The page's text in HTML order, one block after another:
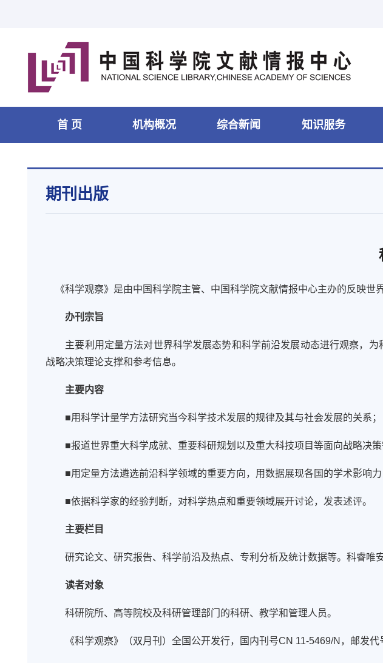
首 页 机构概况 综合新闻 知识服务
期刊出版
《科学观察》是由中国科学院主管、中国科学院文献情报中心主办的反映世
办刊宗旨
主要利用定量方法对世界科学发展态势和科学前沿发展动态进行观察，
战略决策理论支撑和参考信息。
主要内容
■用科学计量学方法研究当今科学技术发展的规律及其与社会发展的关系；
■报道世界重大科学成就、重要科研规划以及重大科技项目等面向战略决
■用定量方法遴选前沿科学领域的重要方向，用数据展现各国的学术影响力
■依据科学家的经验判断，对科学热点和重要领域展开讨论，发表述评。
主要栏目
研究论文、研究报告、科学前沿及热点、专利分析及统计数据等。科睿唯
读者对象
科研院所、高等院校及科研管理部门的科研、教学和管理人员。
《科学观察》（双月刊）全国公开发行，国内刊号CN 11-5469/N，邮发代